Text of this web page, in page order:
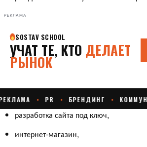
РЕКЛАМА
разработка сайта под ключ,
интернет-магазин,